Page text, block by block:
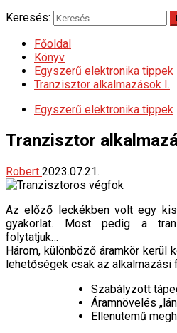
Keresés:
Főoldal
Könyv
Egyszerű elektronika tippek
Tranzisztor alkalmazások I.
Egyszerű elektronika tippek
Tranzisztor
Robert 2023.07.21.
Az előző leckékben volt egy
gyakorlat. Most pedig a
folytatjuk…
Három, különböző áramkör kerül
lehetőségek csak az
Szabályzott
Áramnövelés
Ellenütemű